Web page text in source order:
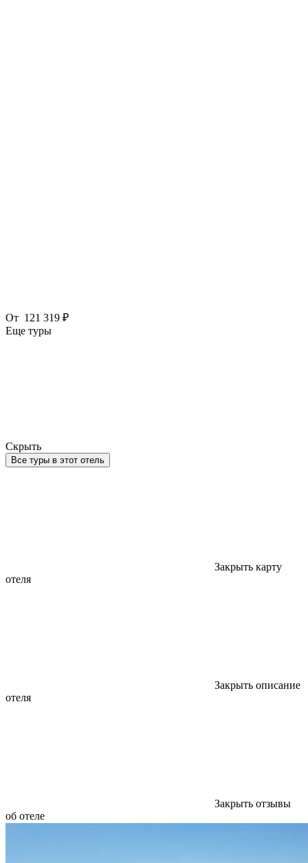
От 121 319 ₽
Еще туры
Скрыть
Все туры в этот отель
Закрыть карту
отеля
Закрыть описание
отеля
Закрыть отзывы
об отеле